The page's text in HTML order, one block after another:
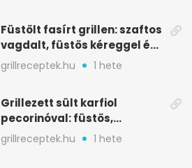
Füstölt fasírt grillen: szaftos
vagdalt, füstös kéreggel és
BBQ mázzal
grillreceptek.hu 1 hete
Grillezett sült karfiol
pecorinóval: füstös,
karamellizált nyári kedvenc
grillreceptek.hu 1 hete